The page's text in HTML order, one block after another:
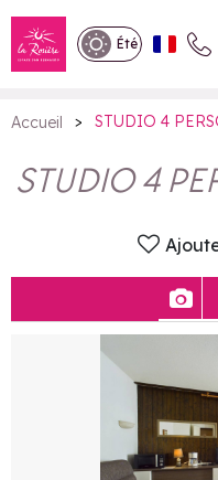
Été
STUDIO 4
Accueil > STUDIO 4
STUDIO 4